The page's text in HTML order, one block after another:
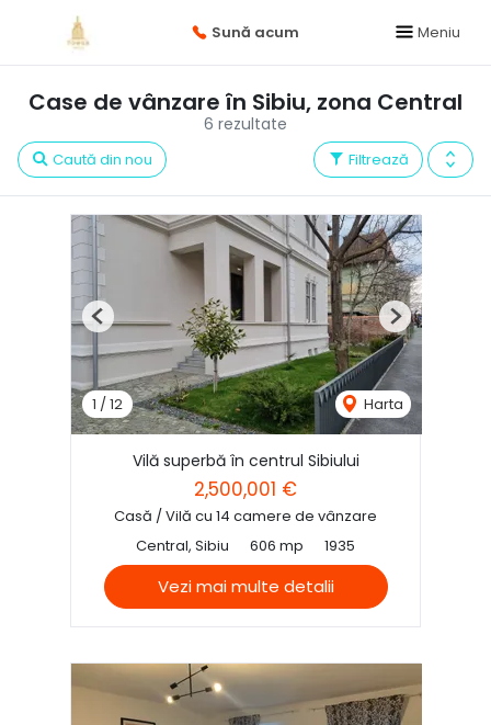
Sună acum Meniu
6 rezultate
Case de vânzare în Sibiu, zona Central
Filtrează
Caută din nou
1 /12 Harta
Previous Next
Vilă superbă în centrul Sibiului
2,500,001 €
Casă / Vilă cu 14 camere de vânzare
Central, Sibiu
606 mp 1935
Vezi mai multe detalii